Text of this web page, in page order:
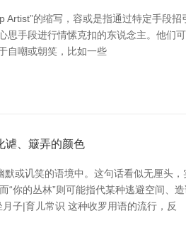
的缩写，容或是指通过特定手段
手段进行情愫克扣的东说念主。他们
自嘲或朝笑，比如一些
谑、簸弄的颜色
或讥笑的语境中。这句话看似无厘头
“你的丛林”则可能指代某种逃避空间
子|育儿常识 这种收罗用语的流行，反